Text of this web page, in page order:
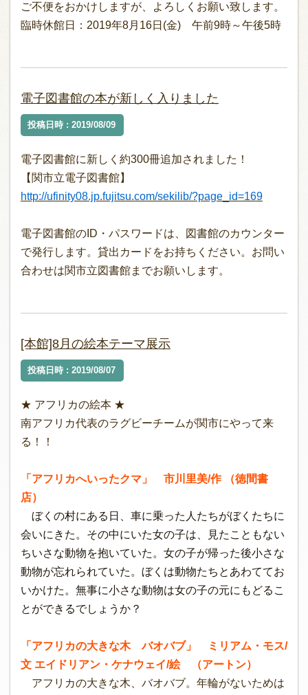
ご不便をおかけしますが、よろしくお願い致します。
臨時休館日：2019年8月16日(金) 午前9時～午後5時
電子図書館の本が新しく入りました
投稿日時 : 2019/08/09
電子図書館に新しく約300冊追加されました！
【関市立電子図書館】
http://ufinity08.jp.fujitsu.com/sekilib/?page_id=169
電子図書館のID・パスワードは、図書館のカウンター
で発行します。貸出カードをお持ちください。お問い
合わせは関市立図書館までお願いします。
[本館]8月の絵本テーマ展示
投稿日時 : 2019/08/07
★ アフリカの絵本 ★
南アフリカ代表のラグビーチームが関市にやって来
る！！
「アフリカへいったクマ」 市川里美/作 （徳間書
店）
ぼくの村にある日、車に乗った人たちがぼくたちに
会いにきた。その中にいた女の子は、見たこともない
ちいさな動物を抱いていた。女の子が帰った後小さな
動物が忘れられていた。ぼくは動物たちとあわててお
いかけた。無事に小さな動物は女の子の元にもどるこ
とができるでしょうか？
「アフリカの大きな木 バオバブ」 ミリアム・モス/
文 エイドリアン・ケナウェイ/絵 （アートン）
アフリカの大きな木、バオバブ。年輪がないためは